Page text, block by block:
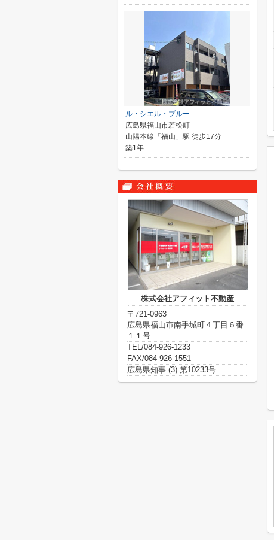
ル・シエル・ブルー
広島県福山市若松町
山陽本線「福山」駅 徒歩17分
築1年
株式会社アフィット不動産
〒721-0963
広島県福山市南手城町４丁目６番
１１号
TEL/084-926-1233
FAX/084-926-1551
広島県知事 (3) 第10233号